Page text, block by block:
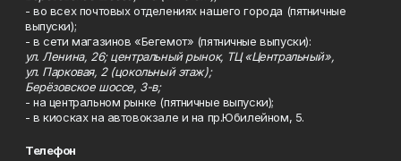
- во всех почтовых отделениях нашего города (пятничные
выпуски);
- в сети магазинов «Бегемот» (пятничные выпуски):
ул. Ленина, 26; центральный рынок, ТЦ «Центральный»,
ул. Парковая, 2 (цокольный этаж);
Берёзовское шоссе, 3-в;
- на центральном рынке (пятничные выпуски);
- в киосках на автовокзале и на пр.Юбилейном, 5.
Телефон